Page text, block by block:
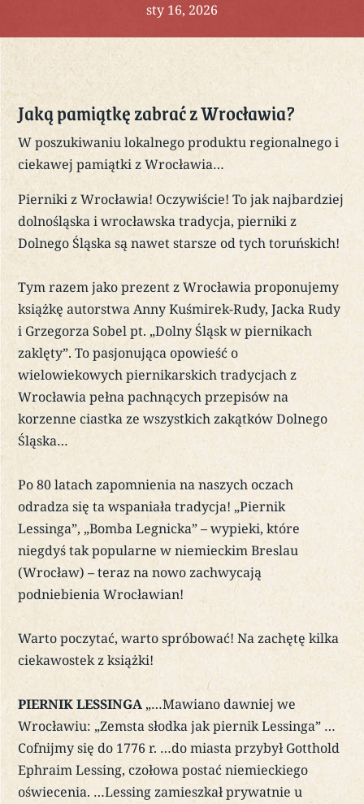
sty 16, 2026
Jaką pamiątkę zabrać z Wrocławia?
W poszukiwaniu lokalnego produktu regionalnego i
ciekawej pamiątki z Wrocławia…
Pierniki z Wrocławia! Oczywiście! To jak najbardziej
dolnośląska i wrocławska tradycja, pierniki z
Dolnego Śląska są nawet starsze od tych toruńskich!
Tym razem jako prezent z Wrocławia proponujemy
książkę autorstwa Anny Kuśmirek-Rudy, Jacka Rudy
i Grzegorza Sobel pt. „Dolny Śląsk w piernikach
zaklęty”. To pasjonująca opowieść o
wielowiekowych piernikarskich tradycjach z
Wrocławia pełna pachnących przepisów na
korzenne ciastka ze wszystkich zakątków Dolnego
Śląska…
Po 80 latach zapomnienia na naszych oczach
odradza się ta wspaniała tradycja! „Piernik
Lessinga”, „Bomba Legnicka” – wypieki, które
niegdyś tak popularne w niemieckim Breslau
(Wrocław) – teraz na nowo zachwycają
podniebienia Wrocławian!
Warto poczytać, warto spróbować! Na zachętę kilka
ciekawostek z książki!
PIERNIK LESSINGA „…Mawiano dawniej we
Wrocławiu: „Zemsta słodka jak piernik Lessinga” …
Cofnijmy się do 1776 r. …do miasta przybył Gotthold
Ephraim Lessing, czołowa postać niemieckiego
oświecenia. …Lessing zamieszkał prywatnie u